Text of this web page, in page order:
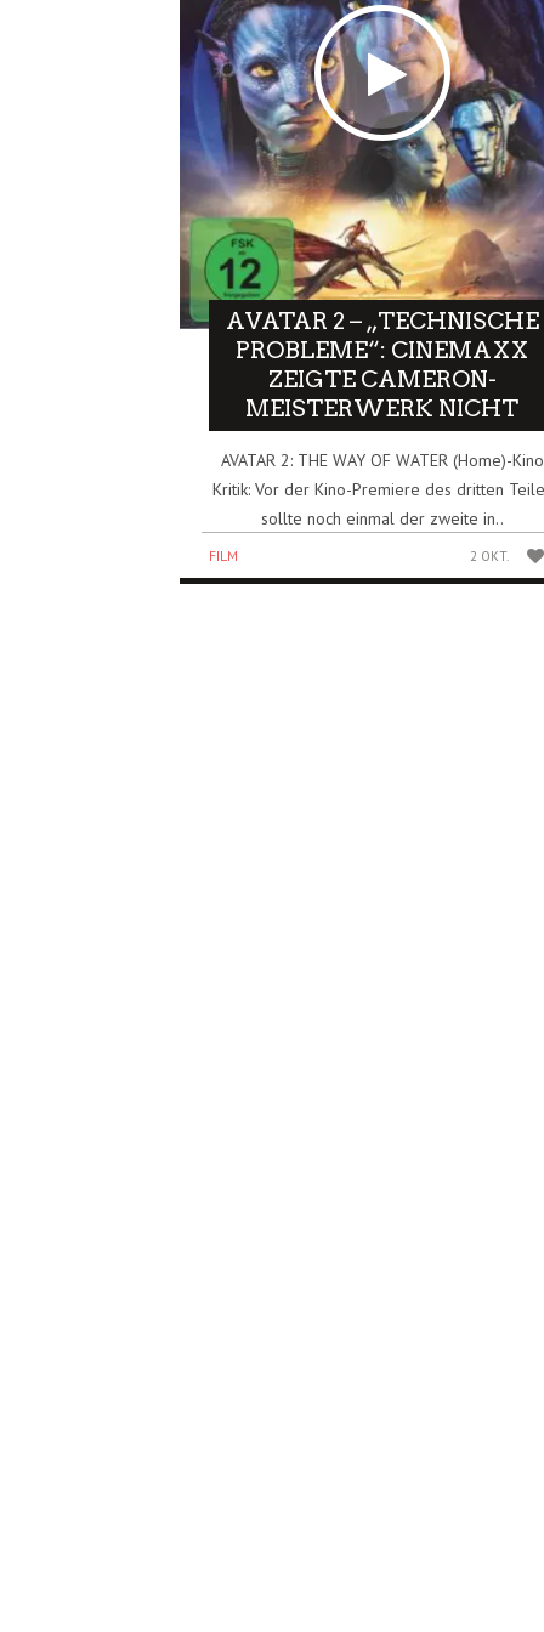
AVATAR 2 – „TECHNISCHE
PROBLEME“: CINEMAXX
ZEIGTE CAMERON-
MEISTERWERK NICHT
AVATAR 2: THE WAY OF WATER (Home)-Kino
Kritik: Vor der Kino-Premiere des dritten
sollte noch einmal der zweite in..
FILM 2 OKT.